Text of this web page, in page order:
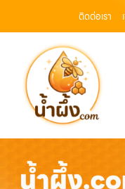
ติดต่อเรา